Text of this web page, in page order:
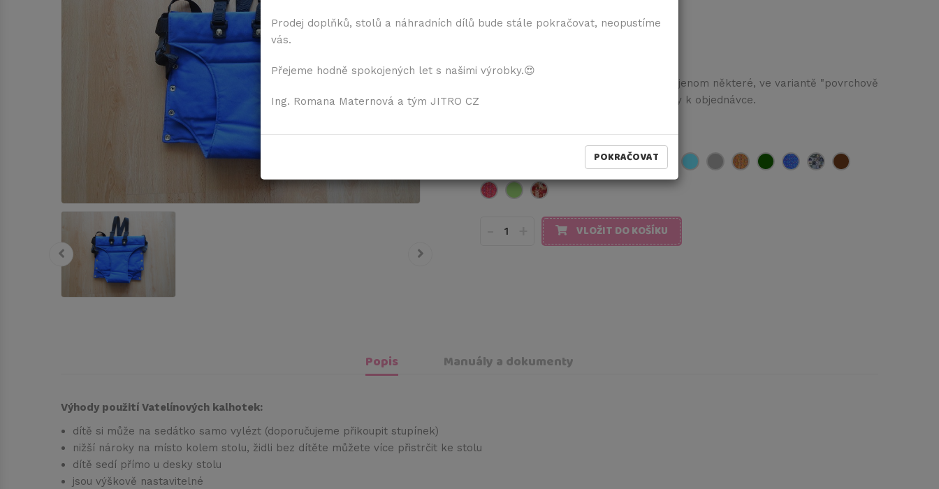
901,00 Kčvč. DPH
Pokud chcete všechny díly židle, nebo jenom některé, ve variantě "povrchově
neošetřené", napište toto do poznámky k objednávce.
Barevné varianty:
VLOŽIT DO KOŠÍKU
Popis Manuály a dokumenty
Výhody použití Vatelínových kalhotek:
dítě si může na sedátko samo vylézt (doporučujeme přikoupit stupínek)
nižší nároky na místo kolem stolu, židli bez dítěte můžete více přistrčit ke stolu
dítě sedí přímo u desky stolu
jsou výškově nastavitelné
Prodej doplňků, stolů a náhradních dílů bude stále pokračovat, neopustíme
vás.
Přejeme hodně spokojených let s našimi výrobky.😍
Ing. Romana Maternová a tým JITRO CZ
POKRAČOVAT